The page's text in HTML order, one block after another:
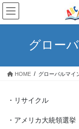
コ
ン
テ
ス
ナ
ビ
ゲ
ン
グロー
HOME グローバルマイ
・リサイクル
・アメリカ大統領選挙